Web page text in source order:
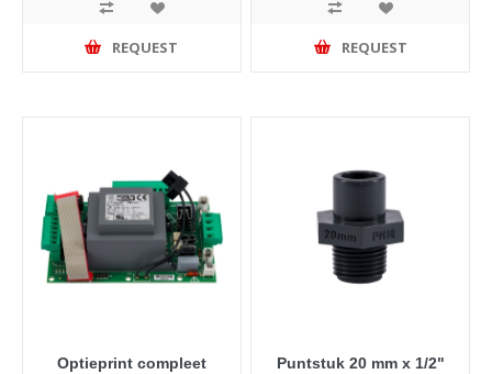
REQUEST REQUEST
Optieprint compleet
Puntstuk 20 mm x 1/2"